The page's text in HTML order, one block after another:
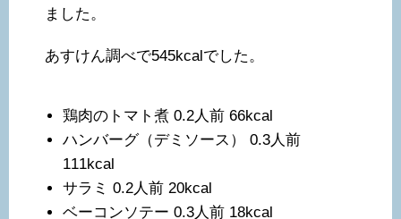
ました。
あすけん調べで545kcalでした。
鶏肉のトマト煮 0.2人前 66kcal
ハンバーグ（デミソース） 0.3人前
111kcal
サラミ 0.2人前 20kcal
ベーコンソテー 0.3人前 18kcal